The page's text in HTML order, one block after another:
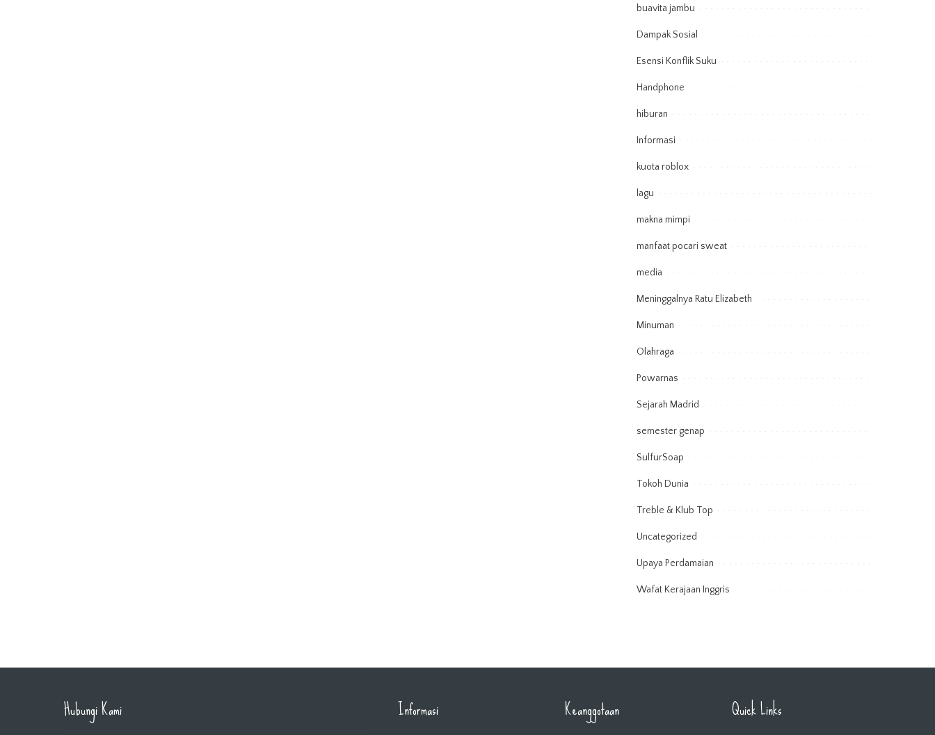
buavita jambu
Dampak Sosial
Esensi Konflik Suku
Handphone
hiburan
Informasi
kuota roblox
lagu
makna mimpi
manfaat pocari sweat
media
Meninggalnya Ratu Elizabeth
Minuman
Olahraga
Powarnas
Sejarah Madrid
semester genap
SulfurSoap
Tokoh Dunia
Treble & Klub Top
Uncategorized
Upaya Perdamaian
Wafat Kerajaan Inggris
Hubungi Kami Informasi Keanggotaan Quick Links